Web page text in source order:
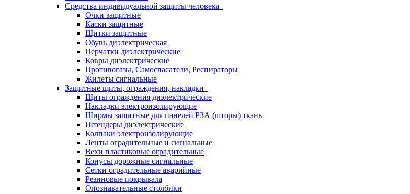
Средства индивидуальной защиты человека
Очки защитные
Каски защитные
Щитки защитные
Обувь диэлектрическая
Перчатки диэлектрические
Ковры диэлектрические
Противогазы, Самоспасатели, Респираторы
Жилеты сигнальные
Защитные щиты, ограждения, накладки
Щиты ограждения диэлектрические
Накладки электроизолирующие
Ширмы защитные для панелей РЗА (шторы) ткань
Штендеры диэлектрические
Колпаки электроизолирующие
Ленты оградительные и сигнальные
Вехи пластиковые оградительные
Конусы дорожные сигнальные
Сетки оградительные аварийные
Резиновые покрывала
Опознавательные столбики